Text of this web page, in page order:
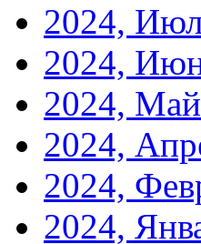
2024,
2024,
2024, Май
2024,
2024,
2024,